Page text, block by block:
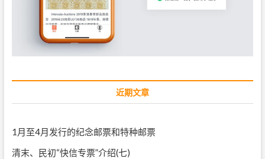
近期文章
1月至4月发行的纪念邮票和特种邮票
清末、民初“快信专票”介绍(七)